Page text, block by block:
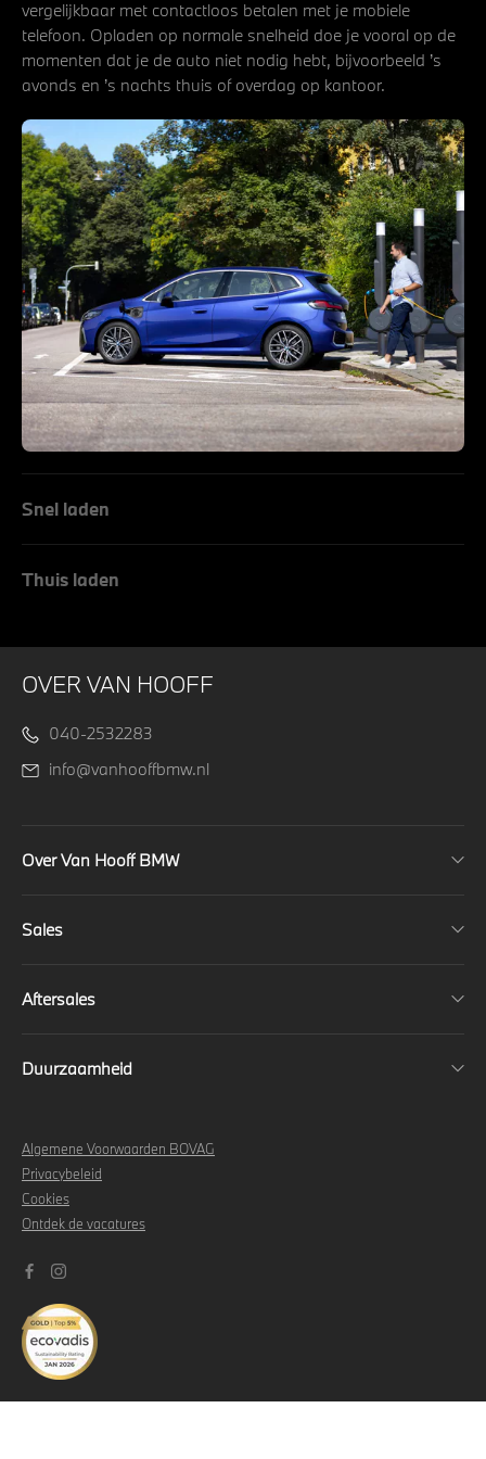
vergelijkbaar met contactloos betalen met je mobiele
telefoon. Opladen op normale snelheid doe je vooral op de
momenten dat je de auto niet nodig hebt, bijvoorbeeld ’s
avonds en ’s nachts thuis of overdag op kantoor.
Snel laden
Thuis laden
OVER VAN HOOFF
040-2532283
info@vanhooffbmw.nl
Over Van Hooff BMW
Sales
Aftersales
Duurzaamheid
Algemene Voorwaarden BOVAG
Privacybeleid
Cookies
Ontdek de vacatures